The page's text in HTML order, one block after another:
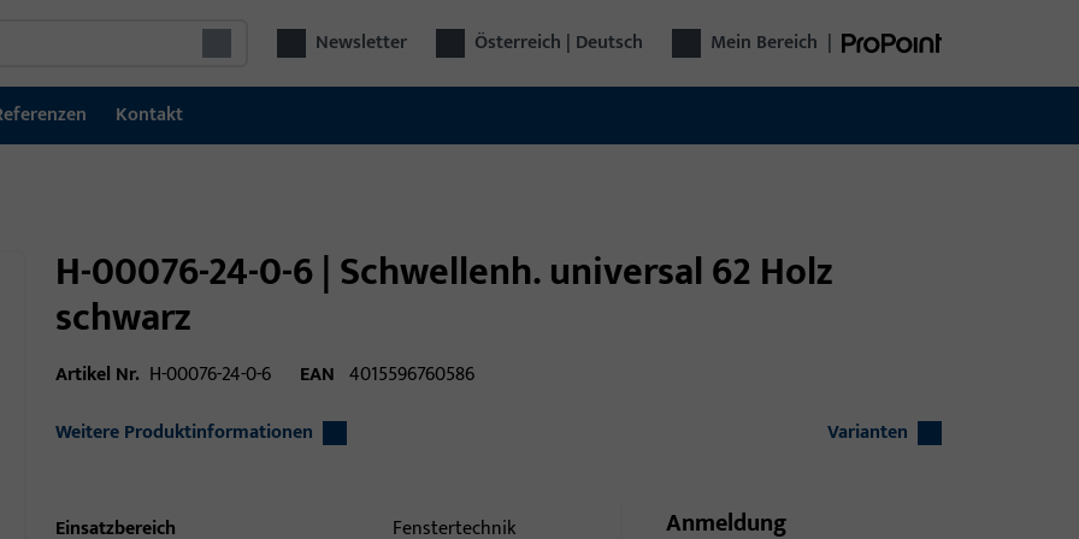
Newsletter Österreich | Deutsch Mein Bereich |
Kontakt
H-00076-24-0-6 | Schwellenh. universal 62 Holz
schwarz
Artikel Nr. H-00076-24-0-6 EAN 4015596760586
Weitere Produktinformationen
Varianten
Einsatzbereich
Fenstertechnik
Anmeldung